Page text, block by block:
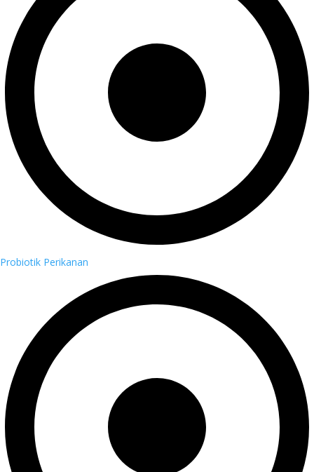
Probiotik Perikanan